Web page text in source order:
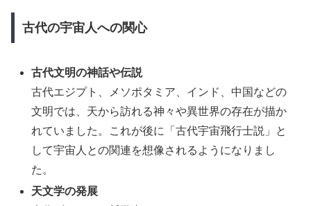
古代の宇宙人への関心
古代文明の神話や伝説
古代エジプト、メソポタミア、インド、中国などの
文明では、天から訪れる神々や異世界の存在が描か
れていました。これが後に「古代宇宙飛行士説」と
して宇宙人との関連を想像されるようになりまし
た。
天文学の発展